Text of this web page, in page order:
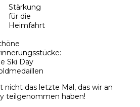
Stärkung
für die
Heimfahrt
Ski Day
das letzte Mal, das wir an
teilgenommen haben!